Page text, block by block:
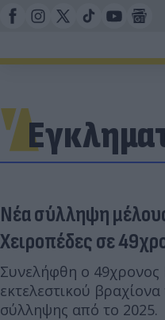
Νέα σύλληψη
Χειροπέδες σε
Συνελήφθη ο 49χρονος
εκτελεστικού
σύλληψης από το 2025.